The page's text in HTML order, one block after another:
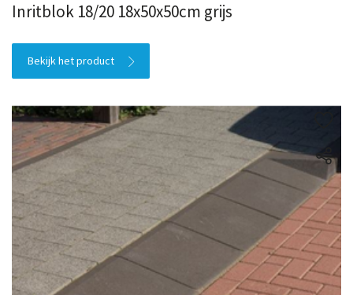
Inritblok 18/20 18x50x50cm grijs
Bekijk het product